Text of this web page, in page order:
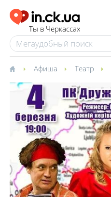
Ты в Черкассах
Афиша Театр